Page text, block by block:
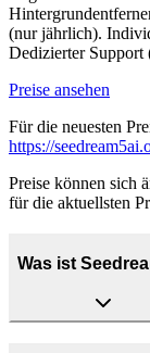
(nur jährlich).
Dedizierter
Preise ansehen
Für die neuesten
https://
Preise können sich
für die aktuellsten
Was ist